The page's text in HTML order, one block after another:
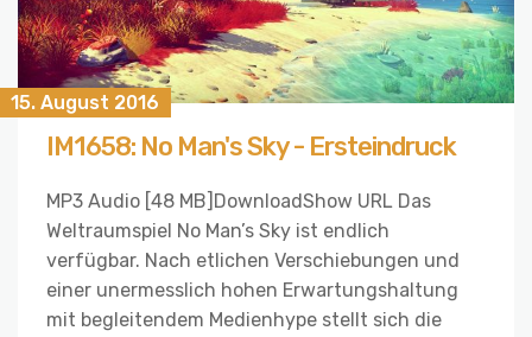
15. August 2016
IM1658: No Man's Sky - Ersteindruck
MP3 Audio [48 MB]DownloadShow URL Das
Weltraumspiel No Man’s Sky ist endlich
verfügbar. Nach etlichen Verschiebungen und
einer unermesslich hohen Erwartungshaltung
mit begleitendem Medienhype stellt sich die